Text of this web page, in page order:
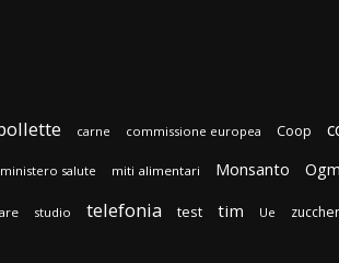
carne commissione europea Coop
ministero salute miti alimentari Monsanto Ogm
studio telefonia test tim Ue